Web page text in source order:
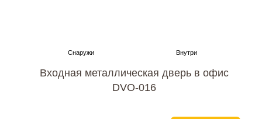
Входная металлическая дверь в офис
DVO-016